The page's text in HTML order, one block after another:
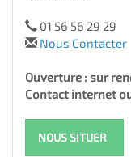
01 56 56 29 29
Nous Contacter
Ouverture : sur
Contact internet
NOUS SITUER